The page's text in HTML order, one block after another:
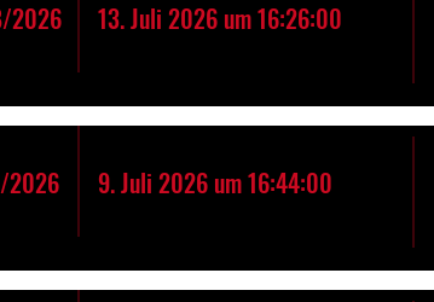
2026 13. Juli 2026 um 16:26:00
2026 9. Juli 2026 um 16:44:00